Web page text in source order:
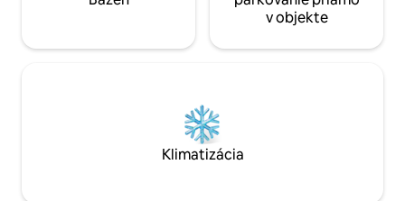
v objekte
Klimatizácia